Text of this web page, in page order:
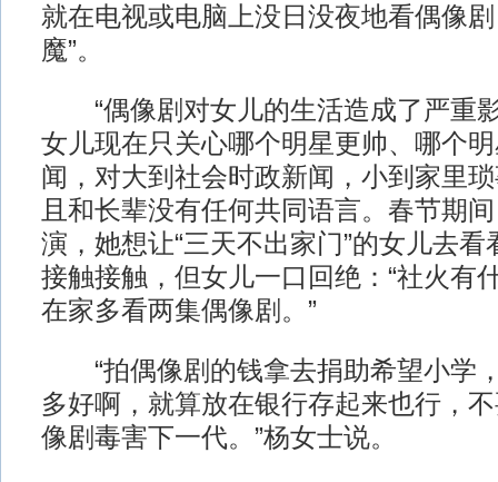
就在电视或电脑上没日没夜地看偶像
魔”。
“偶像剧对女儿的生活造成了严重
女儿现在只关心哪个明星更帅、哪个
闻，对大到社会时政新闻，小到家里
且和长辈没有任何共同语言。春节期
演，她想让“三天不出家门”的女儿去
接触接触，但女儿一口回绝：“社火有
在家多看两集偶像剧。”
“拍偶像剧的钱拿去捐助希望小学
多好啊，就算放在银行存起来也行，
像剧毒害下一代。”杨女士说。